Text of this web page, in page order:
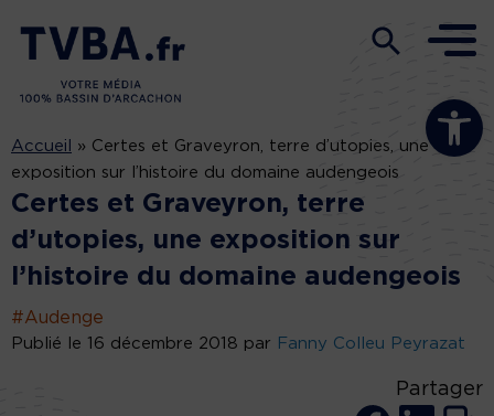
Ouvrir la
Accueil » Certes et Graveyron, terre d’utopies, une
exposition sur l’histoire du domaine audengeois
Certes et Graveyron, terre
d’utopies, une exposition sur
l’histoire du domaine audengeois
#Audenge
Publié le 16 décembre 2018 par Fanny Colleu Peyrazat
Partager